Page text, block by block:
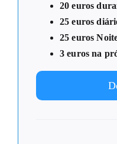
20 euros
25 euros
25 euros
3 euros na